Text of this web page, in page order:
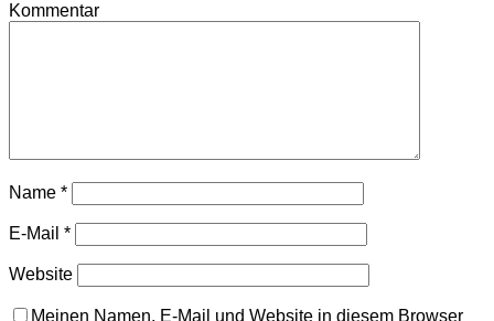
Kommentar
Name *
E-Mail *
Website
Meinen Namen, E-Mail und Website in diesem Browser